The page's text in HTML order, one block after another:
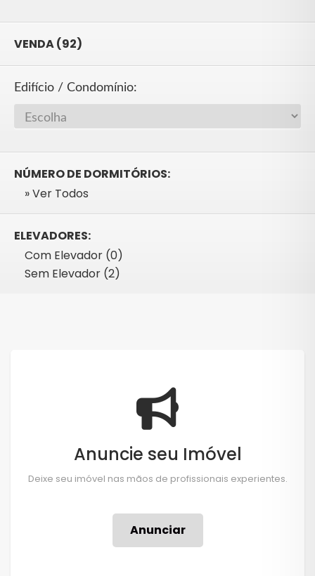
VENDA (92)
Edifício / Condomínio:
NÚMERO DE DORMITÓRIOS:
» Ver Todos
ELEVADORES:
Com Elevador (0)
Sem Elevador (2)
Anuncie seu Imóvel
Deixe seu imóvel nas mãos de profissionais experientes.
Anunciar